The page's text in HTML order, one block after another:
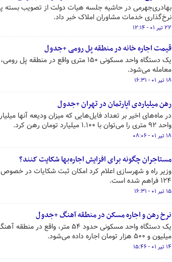
بهادری‌جهرمی در حاشیه جلسه هیات دولت از تصویب بسته
نرخ‌گذاری خدمات مشاوران املاک خبر داد.
۲۲ تیر ۰۱ - ۱۲:۱۴
قیمت اجاره خانه در منطقه پل رومی +جدول
معامله می‌شود.
۱۸ تیر ۰۱ - ۱۶:۳۱
رهن میلیاردی آپارتمان در تهران +جدول
در ماه‌های اخیر بر تعداد فایل‌هایی که میزان ودیعه آنها
واحد ۹۲ متری را می‌توان با ۱.۱۰۰ میلیارد تومان رهن کرد.
۱۸ تیر ۰۱ - ۰۸:۰۶
مستاجران چگونه برای افزایش اجاره‌بها شکایت کنند؟
وزیر راه و شهرسازی اعلام کرد امکان ثبت شکایات در خصوص
۱۲۴ فراهم شده است.
۱۵ تیر ۰۱ - ۱۶:۳۱
نرخ رهن و اجاره مسکن در منطقه آهنگ +جدول
میلیون و ۵۰۰ هزار تومان اجاره داده می‌شود.
۱۴ تیر ۰۱ - ۱۵:۴۶